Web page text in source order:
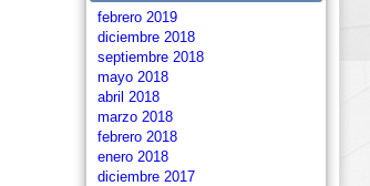
febrero 2019
diciembre 2018
septiembre 2018
mayo 2018
abril 2018
marzo 2018
febrero 2018
enero 2018
diciembre 2017